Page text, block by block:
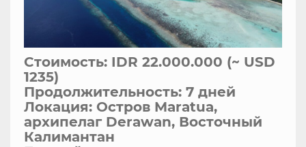
Стоимость: IDR 22.000.000 (~ USD
1235)
Продолжительность: 7 дней
Локация: Остров Maratua,
архипелаг Derawan, Восточный
Калимантан